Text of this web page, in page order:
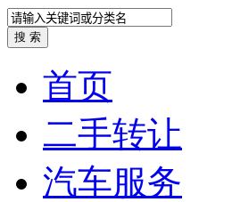
首页
二手转让
汽车服务